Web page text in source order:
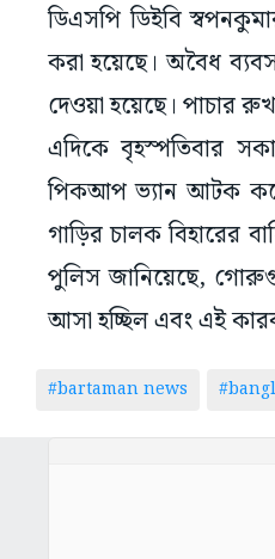
ডিএসপি ডিইবি
করা হয়েছে। অবৈধ
দেওয়া হয়েছে। পাচার
এদিকে বৃহস্পতিবার
পিকআপ ভ্যান আটক
গাড়ির চালক বিহারের
পুলিস জানিয়েছে,
আসা হচ্ছিল এবং এই
#bartaman news